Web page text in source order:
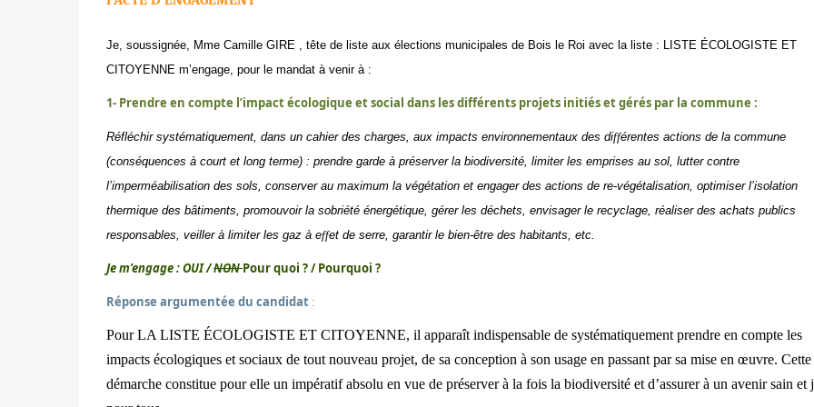
Je, soussignée, Mme Camille GIRE , tête de liste aux élections municipales de Bois le Roi avec la liste : LISTE ÉCOLOGISTE ET
CITOYENNE m’engage, pour le mandat à venir à :
1- Prendre en compte l’impact écologique et social dans les différents projets initiés et gérés par la commune :
Réfléchir systématiquement, dans un cahier des charges, aux impacts environnementaux des différentes actions de la commune
(conséquences à court et long terme) : prendre garde à préserver la biodiversité, limiter les emprises au sol, lutter contre
l’imperméabilisation des sols, conserver au maximum la végétation et engager des actions de re-végétalisation, optimiser l’isolation
thermique des bâtiments, promouvoir la sobriété énergétique, gérer les déchets, envisager le recyclage, réaliser des achats publics
responsables, veiller à limiter les gaz à effet de serre, garantir le bien-être des habitants, etc.
Je m’engage : OUI /NONPour quoi ? / Pourquoi ?
Réponse argumentée du candidat :
Pour LA LISTE ÉCOLOGISTE ET CITOYENNE, il apparaît indispensable de systématiquement prendre en compte les
impacts écologiques et sociaux de tout nouveau projet, de sa conception à son usage en passant par sa mise en œuvre. Cette
démarche constitue pour elle un impératif absolu en vue de préserver à la fois la biodiversité et d’assurer à un avenir sain et